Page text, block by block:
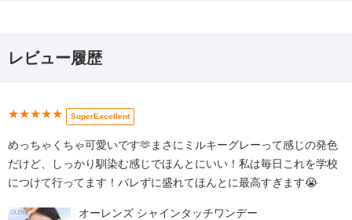
レビュー履歴
★★★★★ SuperExcellent
めっちゃくちゃ可愛いです🫶まさにミルキーグレーって感じの発色
だけど、しっかり馴染む感じでほんとにいい！私は毎日これを学校
につけて行ってます！バレずに盛れてほんとに最高すぎます😭
オーレンズ シャインタッチワンデー